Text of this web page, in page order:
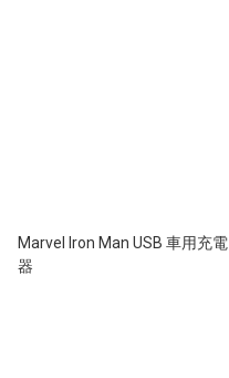
Marvel Iron Man USB 車用充電
器